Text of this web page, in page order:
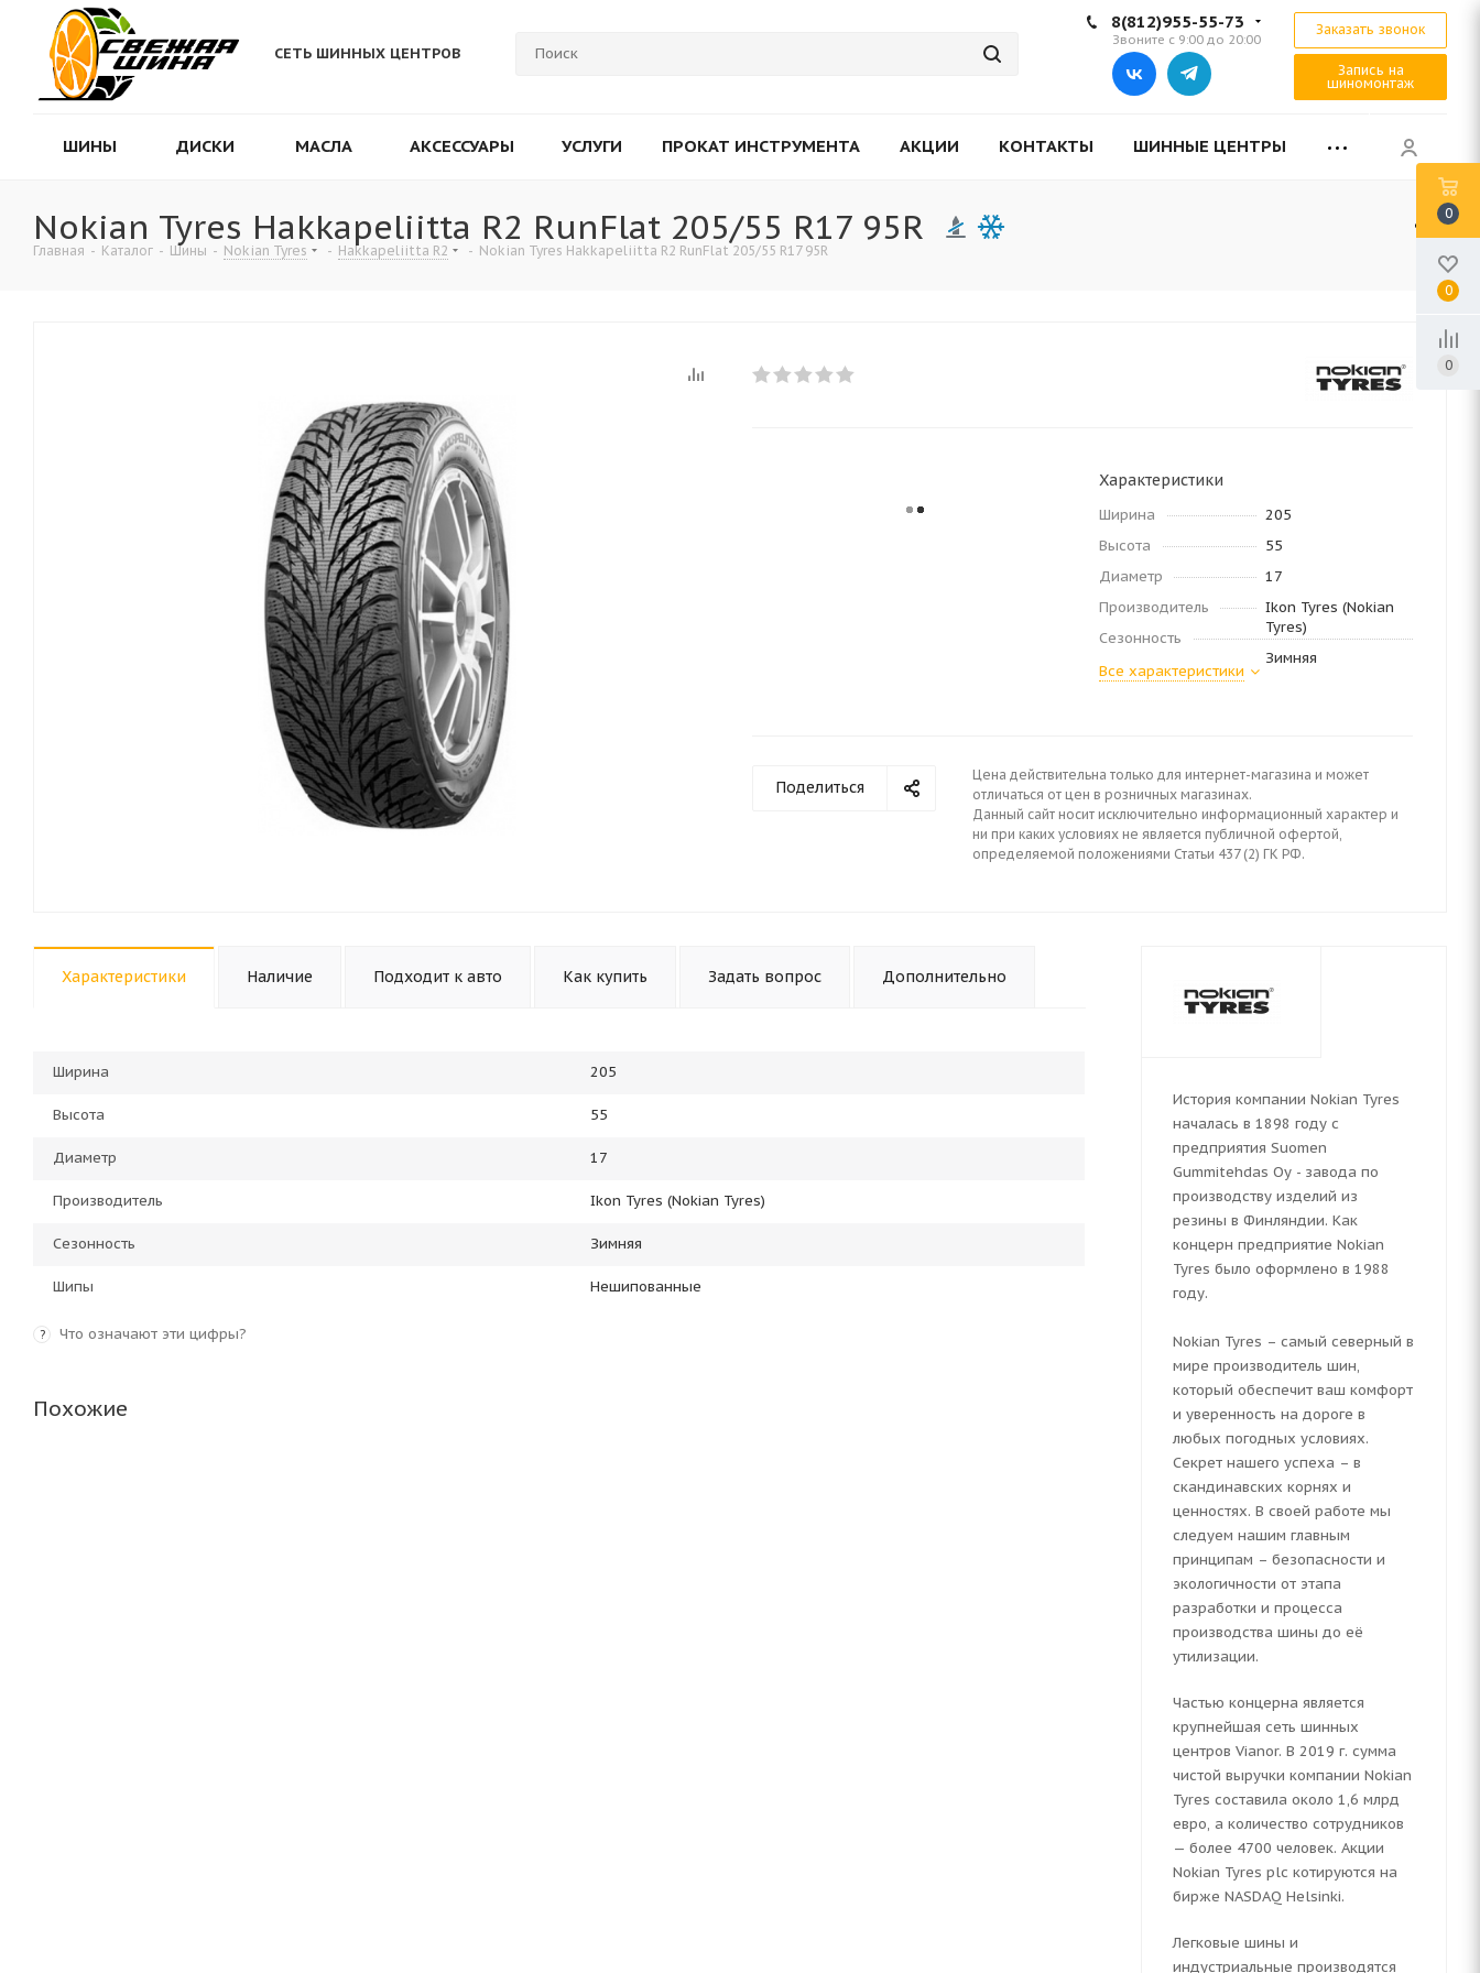
СЕТЬ ШИННЫХ ЦЕНТРОВ
8(812)955-55-73
Звоните с 9:00 до 20:00
Заказать звонок
Запись на
шиномонтаж
ШИНЫ ДИСКИ МАСЛА АКСЕССУАРЫ УСЛУГИ ПРОКАТ ИНСТРУМЕНТА АКЦИИ КОНТАКТЫ ШИННЫЕ ЦЕНТРЫ
Nokian Tyres Hakkapeliitta R2 RunFlat 205/55 R17 95R
Главная - Каталог - Шины - Nokian Tyres - Hakkapeliitta R2 - Nokian Tyres Hakkapeliitta R2 RunFlat 205/55 R17 95R
Характеристики
Ширина
205
Высота
55
Диаметр
17
Производитель
Ikon Tyres (Nokian
Tyres)
Сезонность
Зимняя
Все характеристики
Поделиться
Цена действительна только для интернет-магазина и может
отличаться от цен в розничных магазинах.
Данный сайт носит исключительно информационный характер и
ни при каких условиях не является публичной офертой,
определяемой положениями Статьи 437 (2) ГК РФ.
Характеристики Наличие Подходит к авто Как купить Задать вопрос Дополнительно
Ширина 205
Высота 55
Диаметр 17
Производитель Ikon Tyres (Nokian Tyres)
Сезонность Зимняя
Шипы Нешипованные
? Что означают эти цифры?
Похожие
История компании Nokian Tyres
началась в 1898 году с
предприятия Suomen
Gummitehdas Oy - завода по
производству изделий из
резины в Финляндии. Как
концерн предприятие Nokian
Tyres было оформлено в 1988
году.
Nokian Tyres – самый северный в
мире производитель шин,
который обеспечит ваш комфорт
и уверенность на дороге в
любых погодных условиях.
Секрет нашего успеха – в
скандинавских корнях и
ценностях. В своей работе мы
следуем нашим главным
принципам – безопасности и
экологичности от этапа
разработки и процесса
производства шины до её
утилизации.
Частью концерна является
крупнейшая сеть шинных
центров Vianor. В 2019 г. сумма
чистой выручки компании Nokian
Tyres составила около 1,6 млрд
евро, а количество сотрудников
— более 4700 человек. Акции
Nokian Tyres plc котируются на
бирже NASDAQ Helsinki.
Легковые шины и
индустриальные производятся
0
0
0